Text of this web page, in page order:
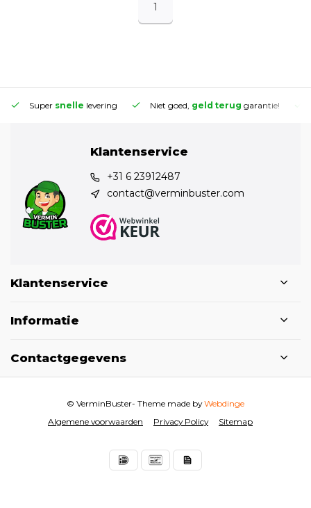
1
Super snelle levering Niet goed, geld terug garantie!
Klantenservice
+31 6 23912487
contact@verminbuster.com
Klantenservice
Informatie
Contactgegevens
Algemene voorwaarden Privacy Policy Sitemap
© VerminBuster- Theme made byWebdinge